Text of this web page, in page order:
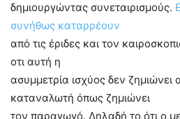
δημιουργώντας συνεταιρισμούς.
συνήθως καταρρέουν
από τις έριδες και τον
οτι αυτή η
ασυμμετρία ισχύος δεν ζημιώνει
καταναλωτή όπως ζημιώνει
τον παραγωγό. Δηλαδή το ότι ο